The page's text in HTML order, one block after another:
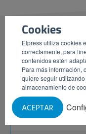
Cookies
Elpress utiliza cookies
correctamente, para
contenidos estén
Para más información,
quiere seguir
almacenamiento de
ACEPTAR
Número de artículo
76000100
76000040